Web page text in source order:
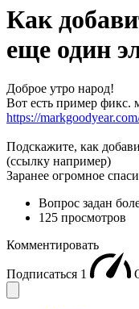
Как
еще один
Доброе утро народ!
Вот есть пример
https://
Подскажите, как
(ссылку например)
Заранее огромное
Вопрос задан
125 просмотров
Комментировать
Подписаться 1